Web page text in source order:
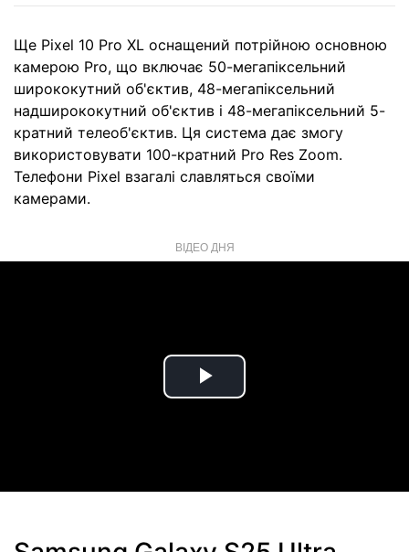
Ще Pixel 10 Pro XL оснащений потрійною основною
камерою Pro, що включає 50-мегапіксельний
ширококутний об'єктив, 48-мегапіксельний
надширококутний об'єктив і 48-мегапіксельний 5-
кратний телеоб'єктив. Ця система дає змогу
використовувати 100-кратний Pro Res Zoom.
Телефони Pixel взагалі славляться своїми
камерами.
ВІДЕО ДНЯ
Play